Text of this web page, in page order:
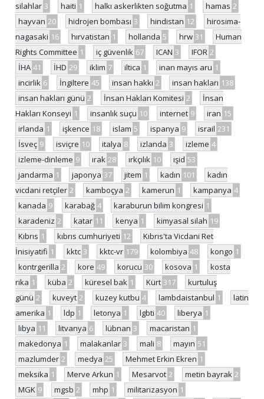
silahlar 3 haiti 1 halkı askerlikten soğutma 1 hamas 2
hayvan 20 hidrojen bombası 3 hindistan 12
hirosima-
nagasaki 16 hırvatistan 1 hollanda 5 hrw 31
Human
Rights Committee 1 iç güvenlik 67 ICAN 3 IFOR 2
İHA 41 İHD 29 iklim 7 iltica 1 inan mayıs aru 1
incirlik 6 İngiltere 45 insan hakkı 2 insan hakları 138
insan hakları günü 2 İnsan Hakları Komitesi 2
İnsan
Hakları Konseyi 1 insanlık suçu 10 internet 9 iran 15
irlanda 1 işkence 18 islam 5 ispanya 9 israil 231
İsveç 9 isviçre 10 italya 8 izlanda 3 izleme 4
izleme-dinleme 9 ırak 28 ırkçılık 10 ışid 53
jandarma 1 japonya 37 jitem 1 kadın 101
kadın
vicdani retçiler 2 kamboçya 2 kamerun 1 kampanya 4
kanada 9 karabağ 4 karaburun bilim kongresi 1
karadeniz 2 katar 11 kenya 1 kimyasal silah 19
Kıbrıs 1 kıbrıs cumhuriyeti 12
Kıbrıs'ta Vicdani Ret
İnisiyatifi 1 kktc 3 kktc-vr 179 kolombiya 48 kongo 1
kontrgerilla 2 kore 49 korucu 30 kosova 1
kosta
rika 1 küba 2 küresel bak 1 Kürt 317
kurtuluş
günü 2 kuveyt 2 kuzey kutbu 4 lambdaistanbul 1
latin
amerika 1 ldp 1 letonya 1 lgbti 40 liberya 1
libya 11 litvanya 6 lübnan 3 macaristan 1
makedonya 1 malakanlar 3 mali 8 mayın 51
mazlumder 2 medya 25 Mehmet Erkin Ekren 1
meksika 1 Merve Arkun 1 Mesarvot 2 metin bayrak 2
MGK 9 mgsb 2 mhp 1 militarizasyon 1